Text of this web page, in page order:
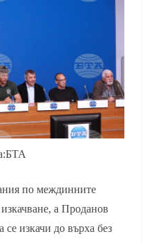
по междинните
а Проданов
изкачи до върха без